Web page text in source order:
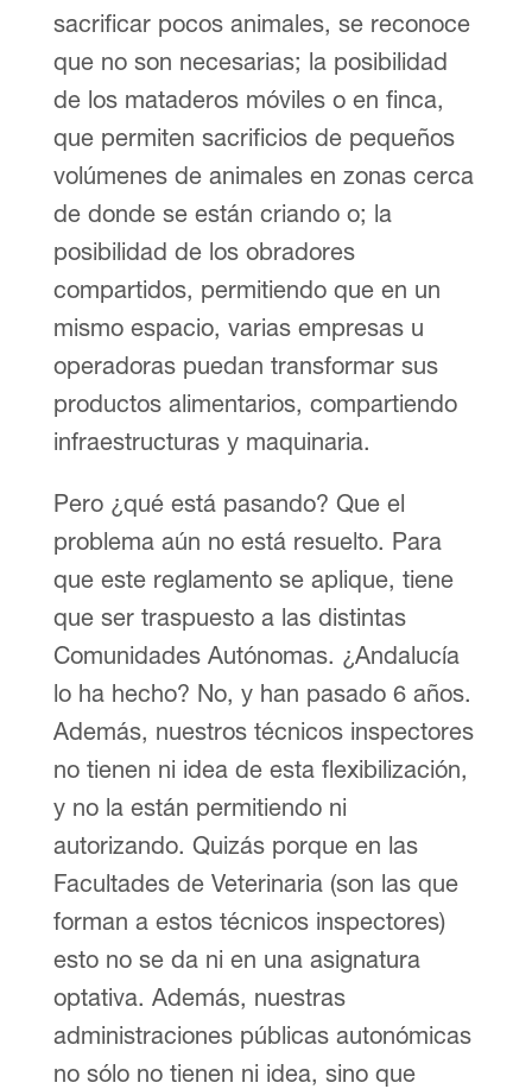
sacrificar pocos animales, se reconoce
que no son necesarias; la posibilidad
de los mataderos móviles o en finca,
que permiten sacrificios de pequeños
volúmenes de animales en zonas cerca
de donde se están criando o; la
posibilidad de los obradores
compartidos, permitiendo que en un
mismo espacio, varias empresas u
operadoras puedan transformar sus
productos alimentarios, compartiendo
infraestructuras y maquinaria.
Pero ¿qué está pasando? Que el
problema aún no está resuelto. Para
que este reglamento se aplique, tiene
que ser traspuesto a las distintas
Comunidades Autónomas. ¿Andalucía
lo ha hecho? No, y han pasado 6 años.
Además, nuestros técnicos inspectores
no tienen ni idea de esta flexibilización,
y no la están permitiendo ni
autorizando. Quizás porque en las
Facultades de Veterinaria (son las que
forman a estos técnicos inspectores)
esto no se da ni en una asignatura
optativa. Además, nuestras
administraciones públicas autonómicas
no sólo no tienen ni idea, sino que